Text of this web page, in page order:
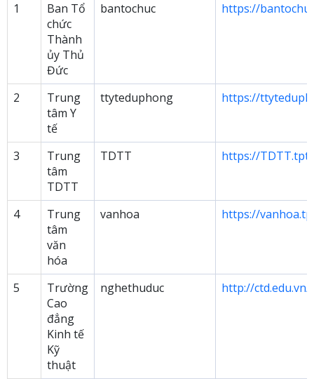
1
Ban Tổ
chức
Thành
ủy Thủ
Đức
bantochuc https://
2
Trung
tâm Y
tế
ttyteduphong https://
3
Trung
tâm
TDTT
TDTT https://
4
Trung
tâm
văn
hóa
vanhoa https://
5
Trường
Cao
đẳng
Kinh tế
Kỹ
thuật
nghethuduc http://ctd.edu.vn/